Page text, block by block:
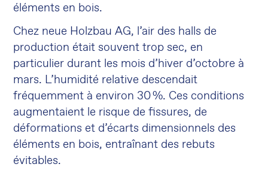
éléments en bois.
Chez neue Holzbau AG, l’air des halls de
production était souvent trop sec, en
particulier durant les mois d’hiver d’octobre à
mars. L’humidité relative descendait
fréquemment à environ 30 %. Ces conditions
augmentaient le risque de fissures, de
déformations et d’écarts dimensionnels des
éléments en bois, entraînant des rebuts
évitables.